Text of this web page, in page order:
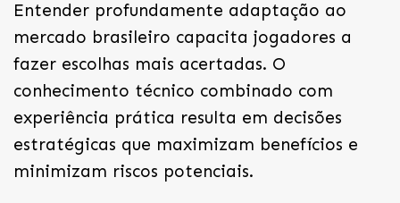
Entender profundamente adaptação ao
mercado brasileiro capacita jogadores a
fazer escolhas mais acertadas. O
conhecimento técnico combinado com
experiência prática resulta em decisões
estratégicas que maximizam benefícios e
minimizam riscos potenciais.